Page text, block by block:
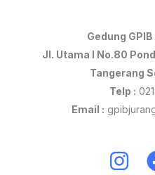
Gedung
Jl. Utama I No.80
Tangerang
Telp :
Email :